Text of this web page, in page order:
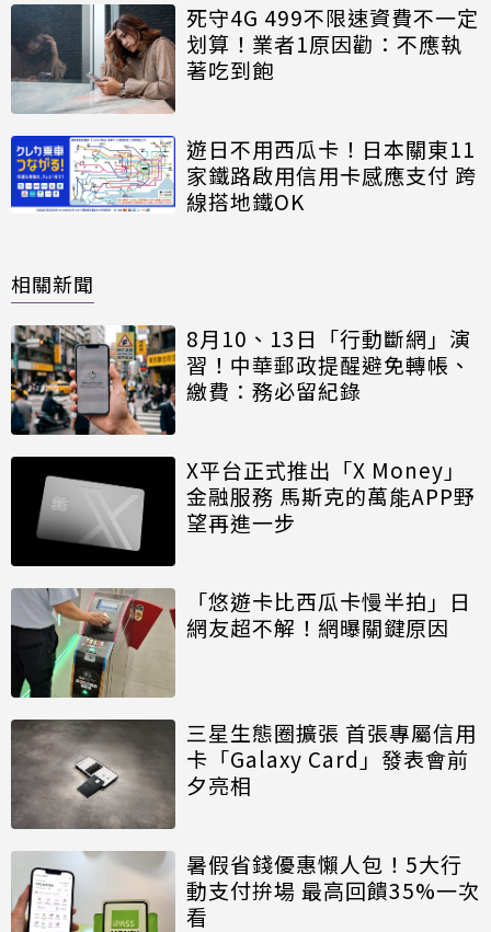
死守4G 499不限速資費不一定
划算！業者1原因勸：不應執
著吃到飽
遊日不用西瓜卡！日本關東11
家鐵路啟用信用卡感應支付 跨
線搭地鐵OK
相關新聞
8月10、13日「行動斷網」演
習！中華郵政提醒避免轉帳、
繳費：務必留紀錄
X平台正式推出「X Money」
金融服務 馬斯克的萬能APP野
望再進一步
「悠遊卡比西瓜卡慢半拍」日
網友超不解！網曝關鍵原因
三星生態圈擴張 首張專屬信用
卡「Galaxy Card」發表會前
夕亮相
暑假省錢優惠懶人包！5大行
動支付拚場 最高回饋35%一次
看